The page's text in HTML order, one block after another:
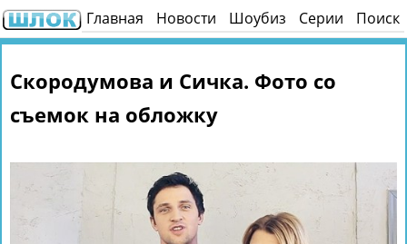
Главная Новости Шоубиз Серии Поиск
Скородумова и Сичка. Фото со
съемок на обложку